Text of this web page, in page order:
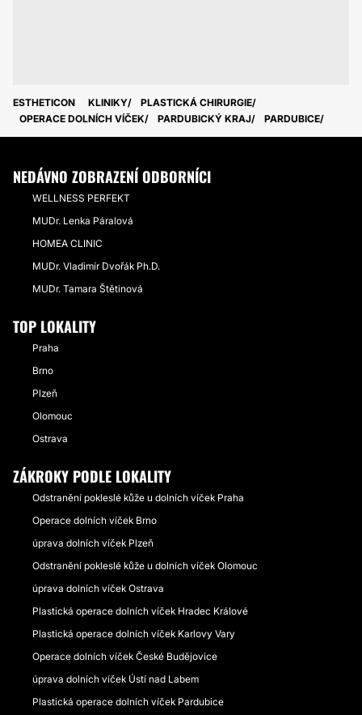
ESTHETICON KLINIKY
PLASTICKÁ CHIRURGIE
OPERACE DOLNÍCH VÍČEK
PARDUBICKÝ KRAJ PARDUBICE
NEDÁVNO ZOBRAZENÍ ODBORNÍCI
WELLNESS PERFEKT
MUDr. Lenka Páralová
HOMEA CLINIC
MUDr. Vladimír Dvořák Ph.D.
MUDr. Tamara Štětinová
TOP LOKALITY
Praha
Brno
Plzeň
Olomouc
Ostrava
ZÁKROKY PODLE LOKALITY
Odstranění pokleslé kůže u dolních víček Praha
Operace dolních víček Brno
úprava dolních víček Plzeň
Odstranění pokleslé kůže u dolních víček Olomouc
úprava dolních víček Ostrava
Plastická operace dolních víček Hradec Králové
Plastická operace dolních víček Karlovy Vary
Operace dolních víček České Budějovice
úprava dolních víček Ústí nad Labem
Plastická operace dolních víček Pardubice